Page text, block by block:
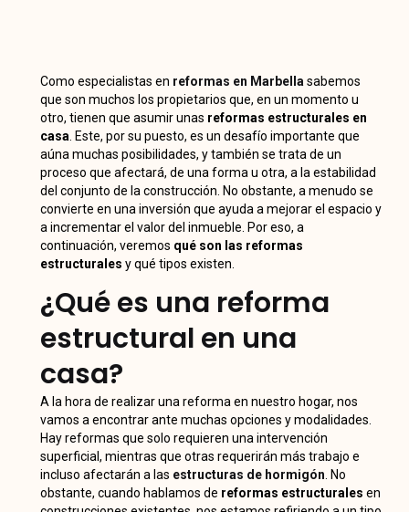
Como especialistas en reformas en Marbella sabemos
que son muchos los propietarios que, en un momento u
otro, tienen que asumir unas reformas estructurales en
casa . Este, por su puesto, es un desafío importante que
aúna muchas posibilidades, y también se trata de un
proceso que afectará, de una forma u otra, a la estabilidad
del conjunto de la construcción. No obstante, a menudo se
convierte en una inversión que ayuda a mejorar el espacio y
a incrementar el valor del inmueble. Por eso, a
continuación, veremos qué son las reformas
estructurales y qué tipos existen.
¿Qué es una reforma
estructural en una
casa?
A la hora de realizar una reforma en nuestro hogar, nos
vamos a encontrar ante muchas opciones y modalidades.
Hay reformas que solo requieren una intervención
superficial, mientras que otras requerirán más trabajo e
incluso afectarán a las estructuras de hormigón . No
obstante, cuando hablamos de reformas estructurales en